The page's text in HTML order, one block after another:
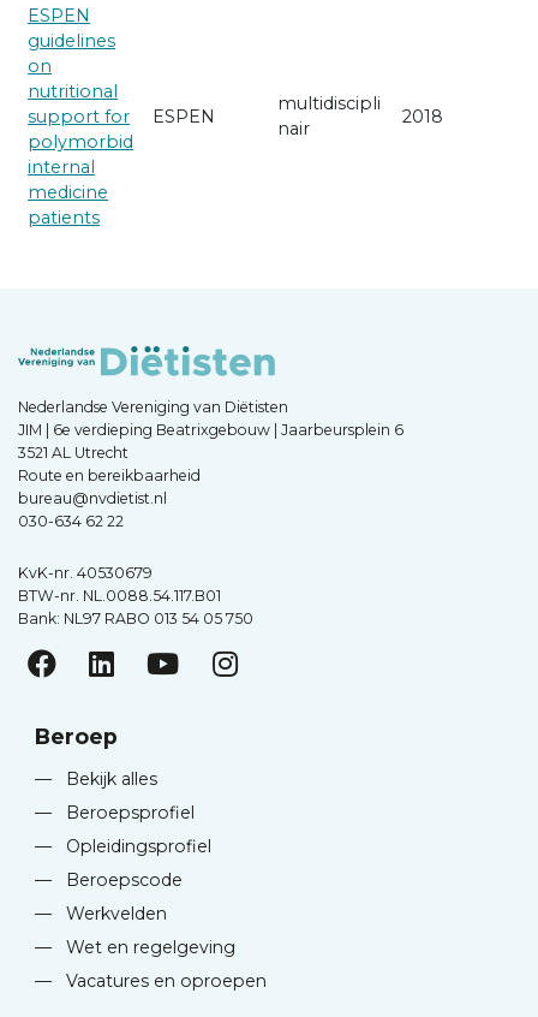
ESPEN
guidelines
on
nutritional
support for
polymorbid
internal
medicine
patients
ESPEN
multidiscipli
nair
2018
Nederlandse Vereniging van Diëtisten
JIM | 6e verdieping Beatrixgebouw | Jaarbeursplein 6
3521 AL Utrecht
Route en bereikbaarheid
bureau@nvdietist.nl
030-634 62 22
KvK-nr. 40530679
BTW-nr. NL.0088.54.117.B01
Bank: NL97 RABO 013 54 05 750
Beroep
—
Bekijk alles
—
Beroepsprofiel
—
Opleidingsprofiel
—
Beroepscode
—
Werkvelden
—
Wet en regelgeving
—
Vacatures en oproepen